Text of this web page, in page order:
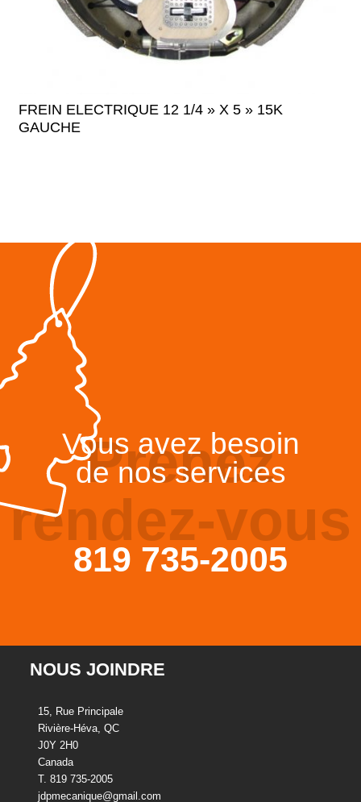
FREIN ELECTRIQUE 12 1/4 » X 5 » 15K
GAUCHE
Prenez
rendez-vous
Vous avez besoin
de nos services
819 735-2005
NOUS JOINDRE
15, Rue Principale
Rivière-Héva, QC
J0Y 2H0
Canada
T. 819 735-2005
jdpmecanique@gmail.com